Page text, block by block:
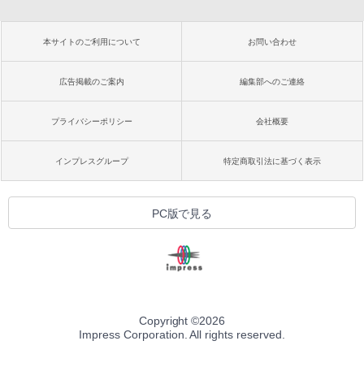
本サイトのご利用について お問い合わせ
広告掲載のご案内 編集部へのご連絡
プライバシーポリシー 会社概要
インプレスグループ 特定商取引法に基づく表示
PC版で見る
Copyright ©2026
Impress Corporation. All rights reserved.